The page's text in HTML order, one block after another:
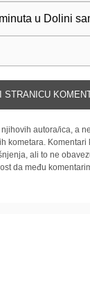
u Dolini
STRANICU
autora/ica, a
kometara.
ali to ne
da među